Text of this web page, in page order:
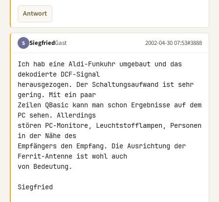
Antwort
S SiegfriedGast 2002-04-30 07:53#3888
Ich hab eine Aldi-Funkuhr umgebaut und das
dekodierte DCF-Signal
herausgezogen. Der Schaltungsaufwand ist sehr
gering. Mit ein paar
Zeilen QBasic kann man schon Ergebnisse auf dem
PC sehen. Allerdings
stören PC-Monitore, Leuchtstofflampen, Personen
in der Nähe des
Empfängers den Empfang. Die Ausrichtung der
Ferrit-Antenne ist wohl auch
von Bedeutung.
Siegfried